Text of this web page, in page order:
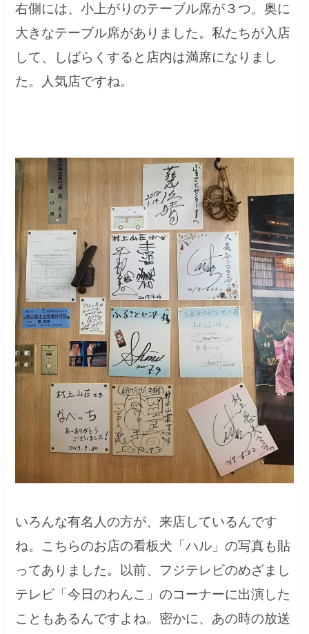
右側には、小上がりのテーブル席が３つ。奥に
大きなテーブル席がありました。私たちが入店
して、しばらくすると店内は満席になりまし
た。人気店ですね。
いろんな有名人の方が、来店しているんです
ね。こちらのお店の看板犬「ハル」の写真も貼
ってありました。以前、フジテレビのめざまし
テレビ「今日のわんこ」のコーナーに出演した
こともあるんですよね。密かに、あの時の放送